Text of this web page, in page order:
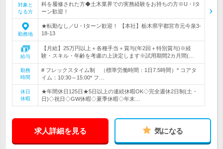
対象と
なる方
科を履修された方◆土木業界での実務経験をお持ちの方※U・Iタ
ーン歓迎！
勤務地
★転勤なし／U・Iターン歓迎！ 【本社】栃木県宇都宮市元今泉3-
18-13
給与
【月給】25万円以上＋各種手当＋賞与(年2回＋特別賞与)※経
験・スキル・年齢を考慮の上決定します※試用期間2カ月間(…
勤務
時間
# フレックスタイム制 （標準労働時間：1日7.5時間）* コアタ
イム：10:30～15:00* フ…
休日
休暇
★年間休日125日★5日以上の連続休暇OK◇完全週休2日制(土・
日)◇祝日◇GW休暇◇夏季休暇◇年末…
求人詳細を見る 気になる